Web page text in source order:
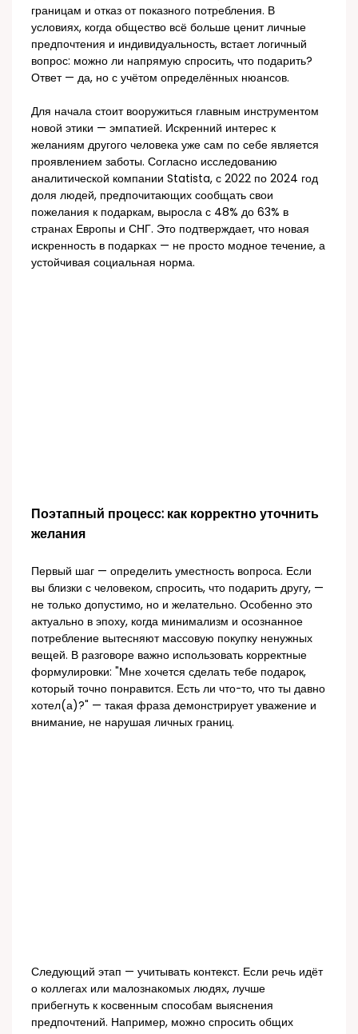
границам и отказ от показного потребления. В
условиях, когда общество всё больше ценит личные
предпочтения и индивидуальность, встает логичный
вопрос: можно ли напрямую спросить, что подарить?
Ответ — да, но с учётом определённых нюансов.
Для начала стоит вооружиться главным инструментом
новой этики — эмпатией. Искренний интерес к
желаниям другого человека уже сам по себе является
проявлением заботы. Согласно исследованию
аналитической компании Statista, с 2022 по 2024 год
доля людей, предпочитающих сообщать свои
пожелания к подаркам, выросла с 48% до 63% в
странах Европы и СНГ. Это подтверждает, что новая
искренность в подарках — не просто модное течение, а
устойчивая социальная норма.
Поэтапный процесс: как корректно уточнить
желания
Первый шаг — определить уместность вопроса. Если
вы близки с человеком, спросить, что подарить другу, —
не только допустимо, но и желательно. Особенно это
актуально в эпоху, когда минимализм и осознанное
потребление вытесняют массовую покупку ненужных
вещей. В разговоре важно использовать корректные
формулировки: "Мне хочется сделать тебе подарок,
который точно понравится. Есть ли что-то, что ты давно
хотел(а)?" — такая фраза демонстрирует уважение и
внимание, не нарушая личных границ.
Следующий этап — учитывать контекст. Если речь идёт
о коллегах или малознакомых людях, лучше
прибегнуть к косвенным способам выяснения
предпочтений. Например, можно спросить общих